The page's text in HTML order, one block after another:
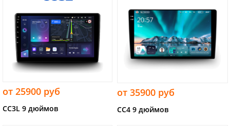
от 25900 руб
CC3L 9 дюймов
от 35900 руб
CC4 9 дюймов